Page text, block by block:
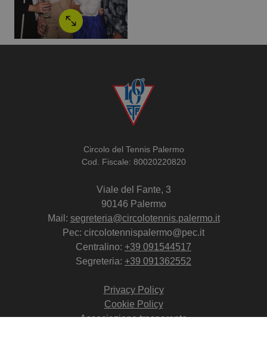
Circolo del Tennis Palermo
Cod. Fiscale: 80020220820
Viale del Fante, 3
90146 Palermo
Mail: segreteria@circolotennis.palermo.it
Pec: circolotennispalermo@pec.it
Centralino: +39 091544517
Segreteria: +39 091362552
Privacy Policy
Cookie Policy
Associazione trasparente